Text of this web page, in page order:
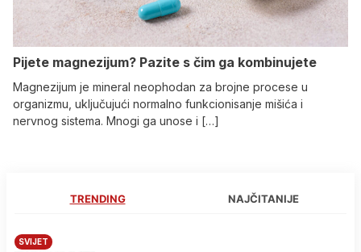
Pijete magnezijum? Pazite s čim ga kombinujete
Magnezijum je mineral neophodan za brojne procese u
organizmu, uključujući normalno funkcionisanje mišića i
nervnog sistema. Mnogi ga unose i […]
TRENDING NAJČITANIJE
SVIJET